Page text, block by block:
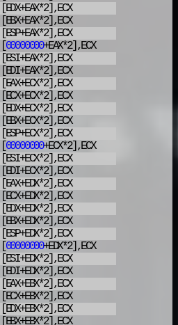
00000000+EAX*2],ECX
00000000+ECX*2],ECX
00000000+EDX*2],ECX